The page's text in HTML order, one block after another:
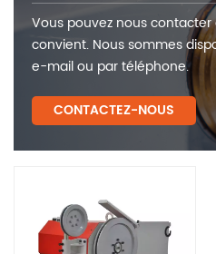
Vous pouvez nous
convient. Nous sommes
e-mail ou par téléphone.
CONTACTEZ-NOUS